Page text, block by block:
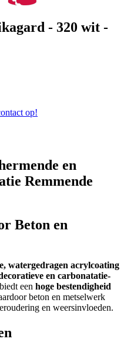
- 320 wit -
op!
en
Remmende
Beton en
watergedragen acrylcoating
en carbonatatie-
een hoge bestendigheid
beton en metselwerk
en weersinvloeden.